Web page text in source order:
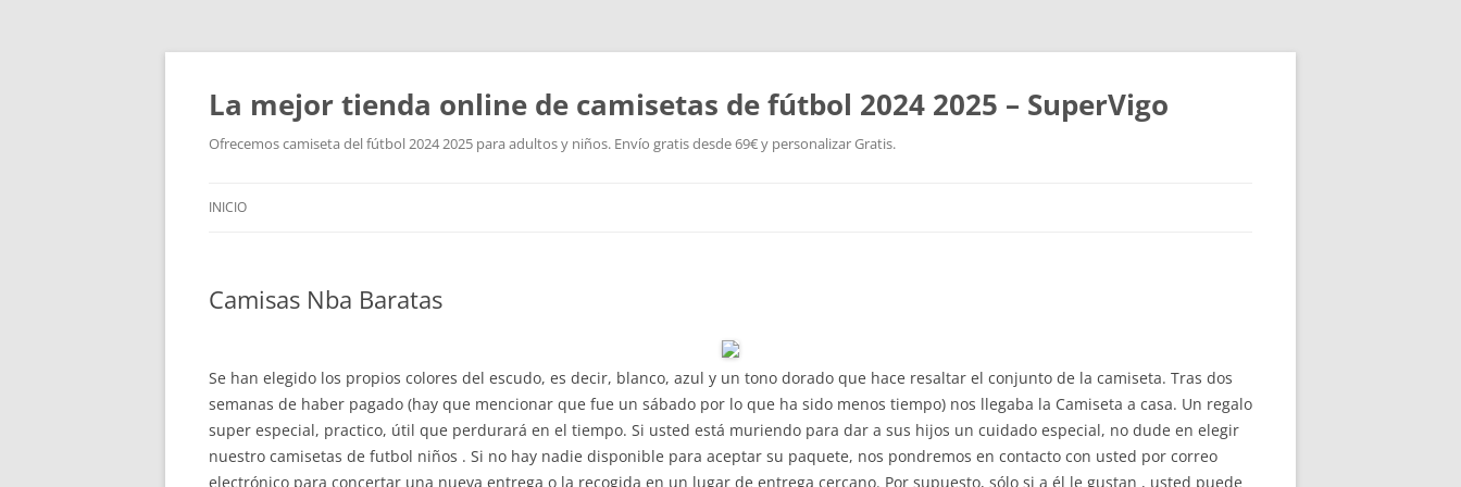
La mejor tienda online de camisetas de fútbol 2024 2025 – SuperVigo
Ofrecemos camiseta del fútbol 2024 2025 para adultos y niños. Envío gratis desde 69€ y personalizar Gratis.
INICIO
Camisas Nba Baratas
Se han elegido los propios colores del escudo, es decir, blanco, azul y un tono dorado que hace resaltar el conjunto de la camiseta. Tras dos
semanas de haber pagado (hay que mencionar que fue un sábado por lo que ha sido menos tiempo) nos llegaba la Camiseta a casa. Un regalo
super especial, practico, útil que perdurará en el tiempo. Si usted está muriendo para dar a sus hijos un cuidado especial, no dude en elegir
nuestro camisetas de futbol niños . Si no hay nadie disponible para aceptar su paquete, nos pondremos en contacto con usted por correo
electrónico para concertar una nueva entrega o la recogida en un lugar de entrega cercano. Por supuesto, sólo si a él le gustan , usted puede